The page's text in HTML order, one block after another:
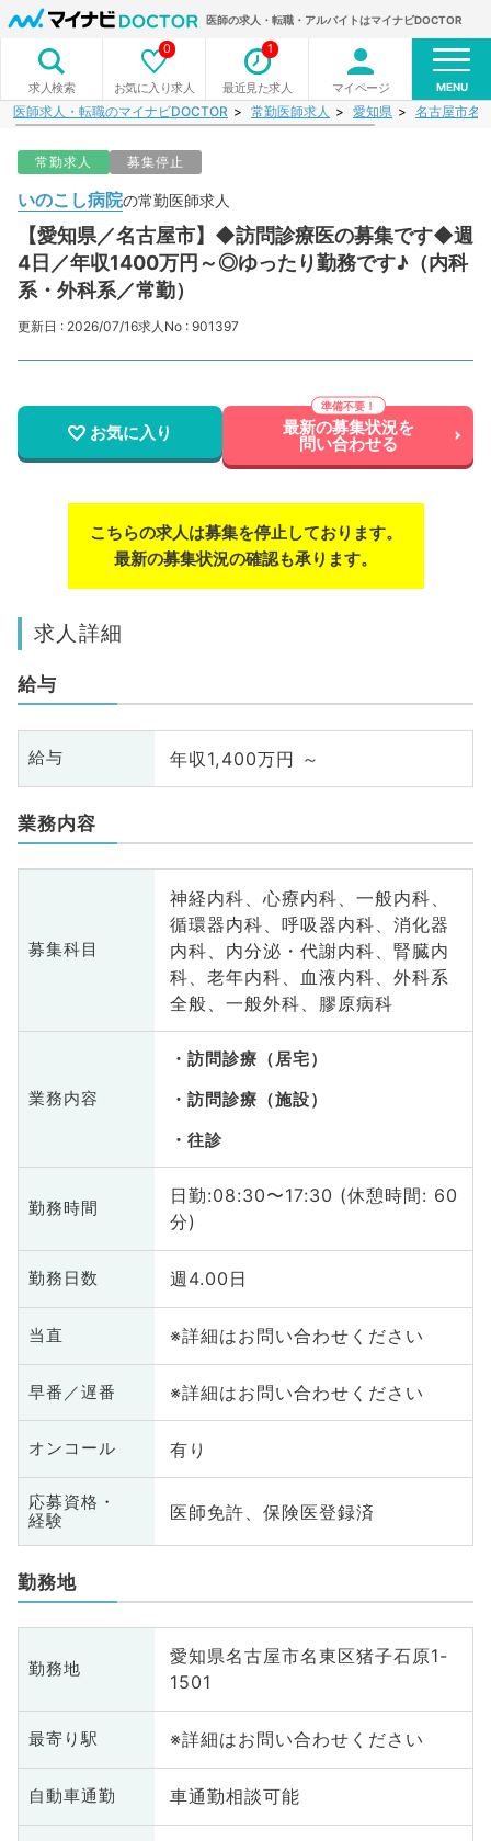
医師の求人・転職・アルバイトはマイナビDOCTOR
求人検索 お気に入り求人
0
最近見た求人
1
マイページ MENU
医師求人・転職のマイナビDOCTOR 常勤医師求人 愛知県 名古屋市名
常勤求人 募集停止
いのこし病院の常勤医師求人
【愛知県／名古屋市】◆訪問診療医の募集です◆週
4日／年収1400万円～◎ゆったり勤務です♪（内科
系・外科系／常勤）
更新日 : 2026/07/16求人No : 901397
お気に入り 最新の募集状況を
問い合わせる
こちらの求人は募集を停止しております。
最新の募集状況の確認も承ります。
求人詳細
給与
給与 年収1,400万円 ～
業務内容
募集科目
神経内科、心療内科、一般内科、
循環器内科、呼吸器内科、消化器
内科、内分泌・代謝内科、腎臓内
科、老年内科、血液内科、外科系
全般、一般外科、膠原病科
業務内容
訪問診療（居宅）
訪問診療（施設）
往診
勤務時間
日勤:08:30〜17:30 (休憩時間: 60
分)
勤務日数 週4.00日
当直 ※詳細はお問い合わせください
早番／遅番 ※詳細はお問い合わせください
オンコール 有り
応募資格・
経験
医師免許、保険医登録済
勤務地
勤務地
愛知県名古屋市名東区猪子石原1-
1501
最寄り駅 ※詳細はお問い合わせください
自動車通勤 車通勤相談可能